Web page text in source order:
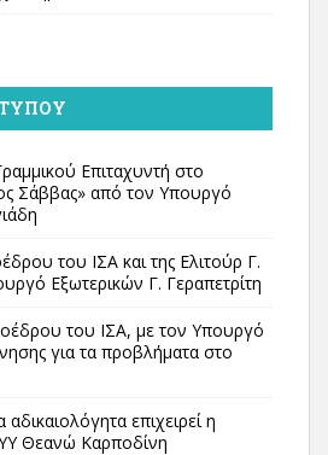
ΤΎΠΟΥ
Επιταχυντή στο
Σάββας» από τον Υπουργό
του ΙΣΑ και της Ελιτούρ Γ.
Εξωτερικών Γ. Γεραπετρίτη
του ΙΣΑ, με τον Υπουργό
για τα προβλήματα στο
επιχειρεί η
Θεανώ Καρποδίνη